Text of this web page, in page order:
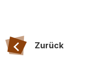
Zurück